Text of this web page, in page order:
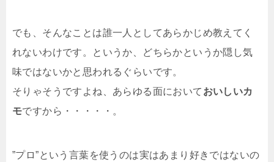
でも、そんなことは誰一人としてあらかじめ教えてく
れないわけです。というか、どちらかというか隠し気
味ではないかと思われるぐらいです。
そりゃそうですよね、あらゆる面において おいしいカ
モですから・・・・・。
”プロ”という言葉を使うのは実はあまり好きではないの